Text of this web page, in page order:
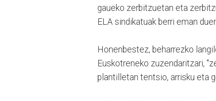
gaueko zerbitzuetan eta
ELA sindikatuak berri eman
Honenbestez, beharrezko
Euskotreneko zuzendaritzari,
plantilletan tentsio, arrisku eta